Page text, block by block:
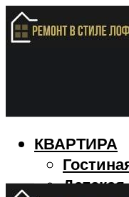
КВАРТИРА
Детская